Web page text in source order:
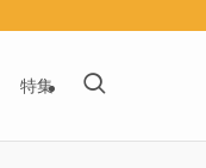
特集